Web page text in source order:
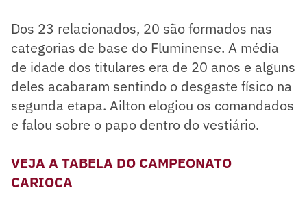
Dos 23 relacionados, 20 são formados nas
categorias de base do Fluminense. A média
de idade dos titulares era de 20 anos e alguns
deles acabaram sentindo o desgaste físico na
segunda etapa. Ailton elogiou os comandados
e falou sobre o papo dentro do vestiário.
VEJA A TABELA DO CAMPEONATO
CARIOCA